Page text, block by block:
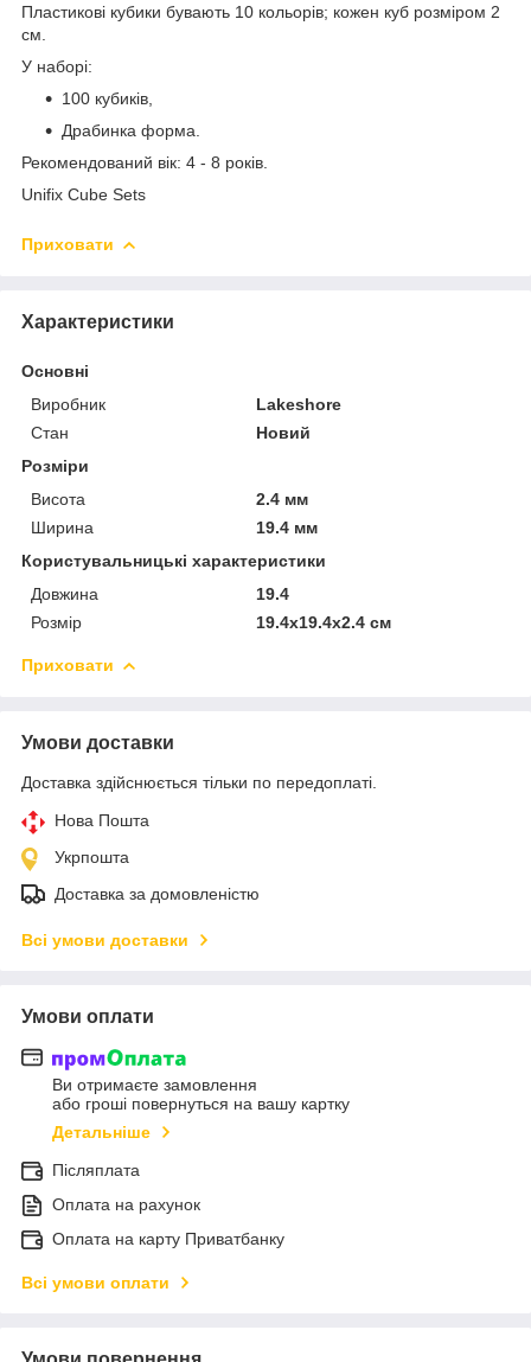
Пластикові кубики бувають 10 кольорів; кожен куб розміром 2
см.
У наборі:
100 кубиків,
Драбинка форма.
Рекомендований вік: 4 - 8 років.
Unifix Cube Sets
Приховати
Характеристики
Основні
Виробник
Lakeshore
Стан
Новий
Розміри
Висота
2.4 мм
Ширина
19.4 мм
Користувальницькі характеристики
Довжина
19.4
Розмір
19.4x19.4x2.4 см
Приховати
Умови доставки
Доставка здійснюється тільки по передоплаті.
Нова Пошта
Укрпошта
Доставка за домовленістю
Всі умови доставки
Умови оплати
Ви отримаєте замовлення
або гроші повернуться на вашу картку
Детальніше
Післяплата
Оплата на рахунок
Оплата на карту Приватбанку
Всі умови оплати